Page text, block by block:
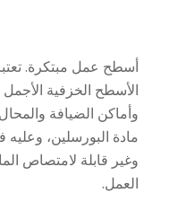
أسطح عمل مبتكرة.
الأسطح الخزفية
وأماكن الضيافة
مادة البورسلين،
وغير قابلة لامتصاص
العمل.